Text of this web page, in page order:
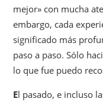
mejor» con mucha
embargo, cada
significado más
paso a paso. Sólo
lo que fue puedo
El pasado, e incluso